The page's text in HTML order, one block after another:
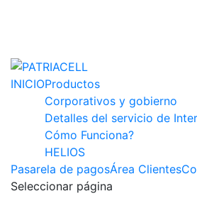
INICIOProductos
Corporativos y gobierno
Detalles del servicio de
Cómo Funciona?
HELIOS
Pasarela de pagosÁrea Clientes
Seleccionar página